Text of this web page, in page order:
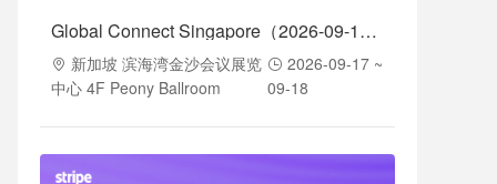
Global Connect Singapore（2026-09-17至2026-09-18）
新加坡 滨海湾金沙会议展览
中心 4F Peony Ballroom
2026-09-17 ~
09-18